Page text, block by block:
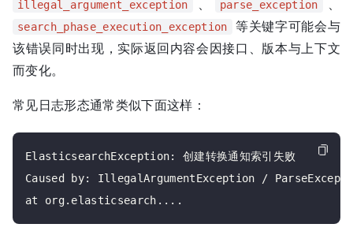
illegal_argument_exception 、 parse_exception 、
search_phase_execution_exception
等关键字可能会与
该错误同时出现，实际返回内容会因接口、版本与上下文
而变化。
常见日志形态通常类似下面这样：
ElasticsearchException: 创建转换通知索引失败
Caused by: IllegalArgumentException /